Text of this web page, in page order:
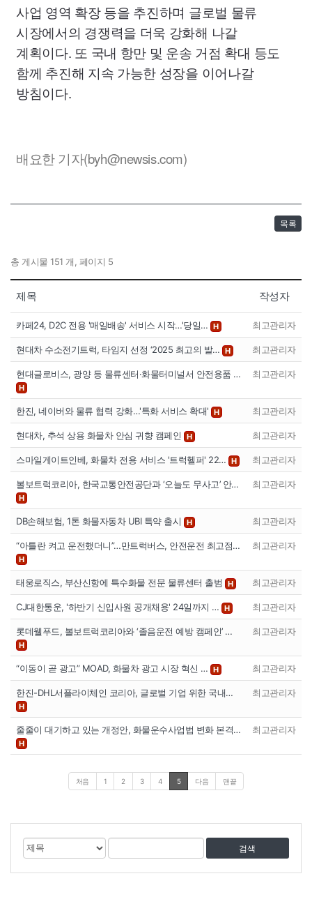
사업 영역 확장 등을 추진하며 글로벌 물류
시장에서의 경쟁력을 더욱 강화해 나갈
계획이다. 또 국내 항만 및 운송 거점 확대 등도
함께 추진해 지속 가능한 성장을 이어나갈
방침이다.
배요한 기자(byh@newsis.com)
목록
총 게시물 151 개, 페이지 5
제목 작성자
카페24, D2C 전용 '매일배송' 서비스 시작…'당일… H 최고관리자
현대차 수소전기트럭, 타임지 선정 ‘2025 최고의 발… H 최고관리자
현대글로비스, 광양 등 물류센터·화물터미널서 안전용품 …
H
최고관리자
한진, 네이버와 물류 협력 강화…'특화 서비스 확대' H 최고관리자
현대차, 추석 상용 화물차 안심 귀향 캠페인 H 최고관리자
스마일게이트인베, 화물차 전용 서비스 '트럭헬퍼' 22… H 최고관리자
볼보트럭코리아, 한국교통안전공단과 ‘오늘도 무사고’ 안…
H
최고관리자
DB손해보험, 1톤 화물자동차 UBI 특약 출시 H 최고관리자
“아틀란 켜고 운전했더니”…만트럭버스, 안전운전 최고점…
H
최고관리자
태웅로직스, 부산신항에 특수화물 전문 물류센터 출범 H 최고관리자
CJ대한통운, '하반기 신입사원 공개채용' 24일까지 … H 최고관리자
롯데웰푸드, 볼보트럭코리아와 ‘졸음운전 예방 캠페인’ …
H
최고관리자
“이동이 곧 광고” MOAD, 화물차 광고 시장 혁신 … H 최고관리자
한진-DHL서플라이체인 코리아, 글로벌 기업 위한 국내…
H
최고관리자
줄줄이 대기하고 있는 개정안, 화물운수사업법 변화 본격…
H
최고관리자
처음 1 2 3 4 5 다음 맨끝
게
물
검
색
대
검
어